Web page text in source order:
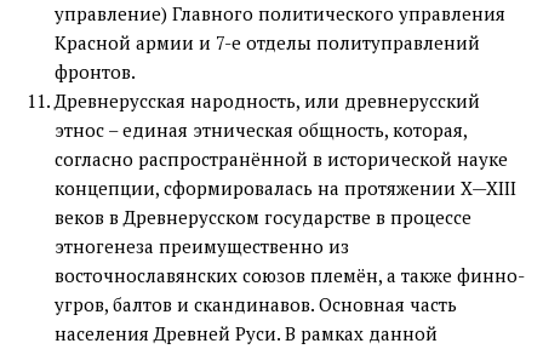
управление) Главного политического управления
Красной армии и 7-е отделы политуправлений
фронтов.
Древнерусская народность, или древнерусский
этнос – единая этническая общность, которая,
согласно распространённой в исторической науке
концепции, сформировалась на протяжении X—XIII
веков в Древнерусском государстве в процессе
этногенеза преимущественно из
восточнославянских союзов племён, а также финно-
угров, балтов и скандинавов. Основная часть
населения Древней Руси. В рамках данной